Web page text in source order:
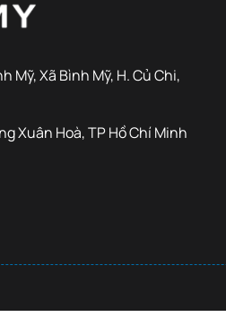
Mỹ, Xã Bình Mỹ, H. Củ Chi,
Xuân Hoà, TP Hồ Chí Minh